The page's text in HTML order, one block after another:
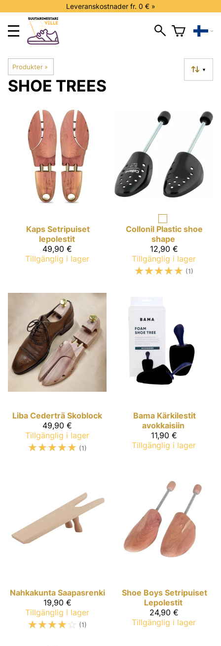
Leveranskostnader fr. 0 € »
Produkter ‪» ▼
SHOE TREES
Kaps Setripuiset
lepolestit
49,90 €
Tillgänglig i lager
Collonil Plastic shoe
shape
12,90 €
Tillgänglig i lager
☆☆☆☆☆ (1)
Liba Cederträ Skoblock
49,90 €
Tillgänglig i lager
☆☆☆☆☆ (1)
Bama Kärkilestit
avokkaisiin
11,90 €
Tillgänglig i lager
Nahkakunta Saapasrenki
19,90 €
Tillgänglig i lager
☆☆☆☆☆ (1)
Shoe Boys Setripuiset
Lepolestit
24,90 €
Tillgänglig i lager